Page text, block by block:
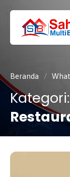
CV.
MULTI
Sahabat
Beranda /
Kategori: